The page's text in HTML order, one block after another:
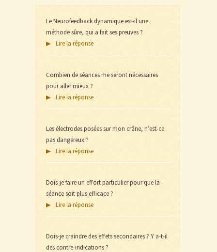
Le Neurofeedback dynamique est-il une
méthode sûre, qui a fait ses preuves ?
Lire la réponse
Combien de séances me seront nécessaires
pour aller mieux ?
Lire la réponse
Les électrodes posées sur mon crâne, n’est-ce
pas dangereux ?
Lire la réponse
Dois-je faire un effort particulier pour que la
séance soit plus efficace ?
Lire la réponse
Dois-je craindre des effets secondaires ? Y a-t-il
des contre-indications ?